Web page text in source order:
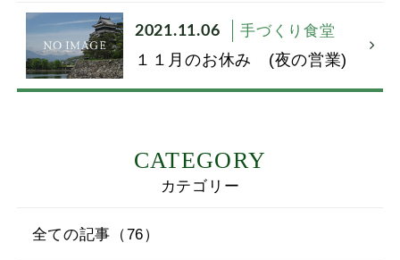
2021.11.06 手づくり食堂
１１月のお休み (夜の営業)
CATEGORY
カテゴリー
全ての記事（76）